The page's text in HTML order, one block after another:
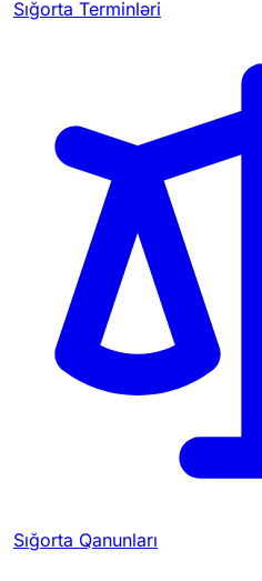
Sığorta Terminləri
Sığorta Qanunları